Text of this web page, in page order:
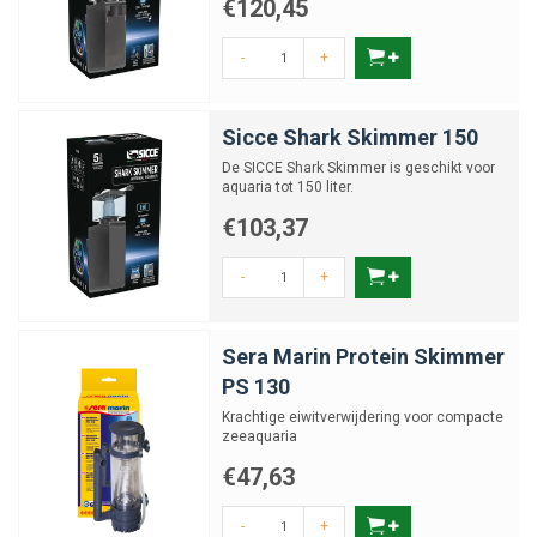
demonteren voor schoonmaak, met handige draaikoppen, clips of
losneembare kamers. Regelmatig onderhoud – bijvoorbeeld het legen
van de skimmercup of het doorspoelen van de reactor – houdt de
€120,45
- +
Sicce Shark Skimmer 150
De SICCE Shark Skimmer is geschikt voor
aquaria tot 150 liter.
€103,37
- +
Sera Marin Protein Skimmer
PS 130
Krachtige eiwitverwijdering voor compacte
zeeaquaria
€47,63
- +